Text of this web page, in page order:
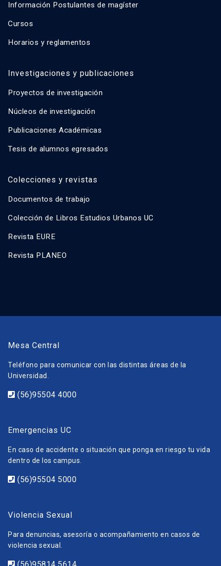
Información Postulantes de magíster
Cursos
Horarios y reglamentos
Investigaciones y publicaciones
Proyectos de investigación
Núcleos de investigación
Publicaciones Académicas
Tesis de alumnos egresados
Colecciones y revistas
Documentos de trabajo
Colección de Libros Estudios Urbanos UC
Revista EURE
Revista PLANEO
Mesa Central
Teléfono para comunicar con las distintas áreas de la
Universidad.
(56)95504 4000
Emergencias UC
En caso de accidente o situación que ponga en riesgo tu vida
dentro de los campus.
(56)95504 5000
Violencia Sexual
Para denuncias, asesoría o acompañamiento en casos de
violencia sexual.